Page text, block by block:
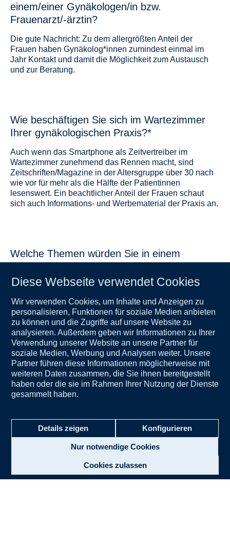
Diese Webseite verwendet Cookies
Wir verwenden Cookies, um Inhalte und Anzeigen zu
personalisieren, Funktionen für soziale Medien anbieten
zu können und die Zugriffe auf unsere Website zu
analysieren. Außerdem geben wir Informationen zu Ihrer
Verwendung unserer Website an unsere Partner für
soziale Medien, Werbung und Analysen weiter. Unsere
Partner führen diese Informationen möglicherweise mit
weiteren Daten zusammen, die Sie ihnen bereitgestellt
haben oder die sie im Rahmen Ihrer Nutzung der Dienste
gesammelt haben.
Details zeigen Konfigurieren
Nur notwendige Cookies
Cookies zulassen
einem/einer Gynäkologen/in bzw.
Frauenarzt/-ärztin?
Die gute Nachricht: Zu dem allergrößten Anteil der
Frauen haben Gynäkolog*innen zumindest einmal im
Jahr Kontakt und damit die Möglichkeit zum Austausch
und zur Beratung.
Wie beschäftigen Sie sich im Wartezimmer
Ihrer gynäkologischen Praxis?*
Auch wenn das Smartphone als Zeitvertreiber im
Wartezimmer zunehmend das Rennen macht, sind
Zeitschriften/Magazine in der Altersgruppe über 30 nach
wie vor für mehr als die Hälfte der Patientinnen
lesenswert. Ein beachtlicher Anteil der Frauen schaut
sich auch Informations- und Werbematerial der Praxis an.
Welche Themen würden Sie in einem
gynäkologischen Praxis interessieren?*
Wenn es schon im Wartezimmer Informationsangebote
wie z. B. ein Wartezimmer-Magazin gäbe, was würden
die Frauen besonders gerne lesen? Die Ergebnisse der
Umfrage zeigen nicht nur die unterschiedlichen
Interessensschwerpunkte je nach Alter, sie geben auch
einen Hinweis, welche Themen Gynäkolog*innen im
persönlichen Gespräch aktiv adressieren könnten.
*Mehrfachantworten waren möglich